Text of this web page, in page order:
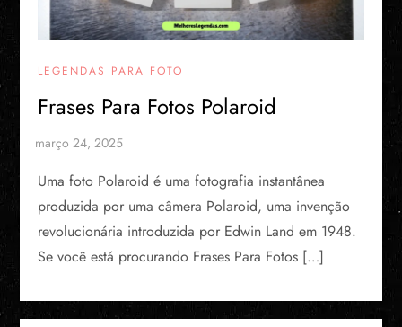
LEGENDAS PARA FOTO
Frases Para Fotos Polaroid
Uma foto Polaroid é uma fotografia instantânea
produzida por uma câmera Polaroid, uma invenção
revolucionária introduzida por Edwin Land em 1948.
Se você está procurando Frases Para Fotos […]